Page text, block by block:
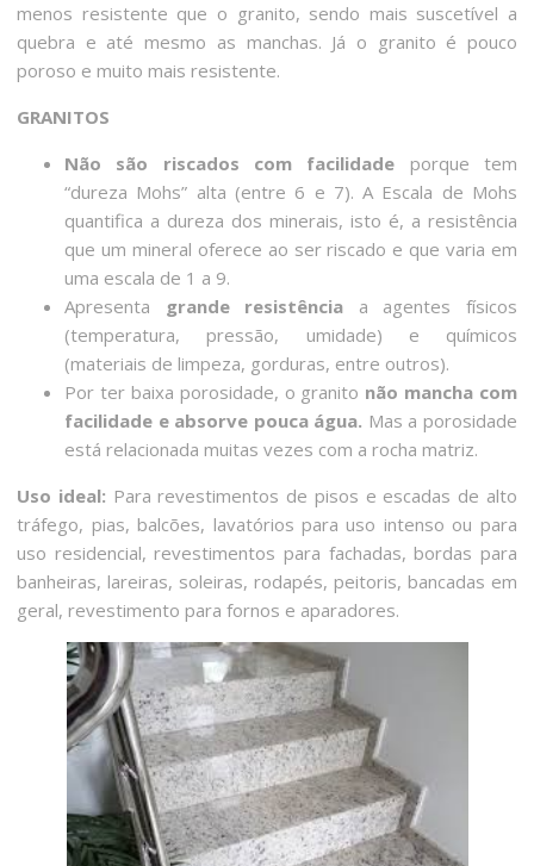
menos resistente que o granito, sendo mais suscetível a
quebra e até mesmo as manchas. Já o granito é pouco
poroso e muito mais resistente.
GRANITOS
Não são riscados com facilidade porque tem
“dureza Mohs” alta (entre 6 e 7). A Escala de Mohs
quantifica a dureza dos minerais, isto é, a resistência
que um mineral oferece ao ser riscado e que varia em
uma escala de 1 a 9.
Apresenta grande resistência a agentes físicos
(temperatura, pressão, umidade) e químicos
(materiais de limpeza, gorduras, entre outros).
Por ter baixa porosidade, o granito não mancha com
facilidade e absorve pouca água. Mas a porosidade
está relacionada muitas vezes com a rocha matriz.
Uso ideal: Para revestimentos de pisos e escadas de alto
tráfego, pias, balcões, lavatórios para uso intenso ou para
uso residencial, revestimentos para fachadas, bordas para
banheiras, lareiras, soleiras, rodapés, peitoris, bancadas em
geral, revestimento para fornos e aparadores.